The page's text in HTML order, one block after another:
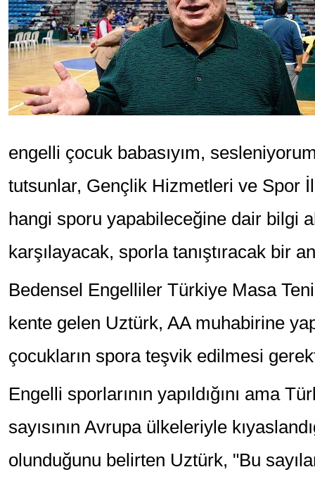
engelli çocuk babasıyım,
tutsunlar, Gençlik Hizmetleri ve Spor
hangi sporu yapabileceğine dair bilgi
karşılayacak, sporla tanıştıracak bir
Bedensel Engelliler Türkiye Masa
kente gelen Uztürk, AA muhabirine
çocukların spora teşvik edilmesi
Engelli sporlarının yapıldığını ama
sayısının Avrupa ülkeleriyle
olunduğunu belirten Uztürk, "Bu